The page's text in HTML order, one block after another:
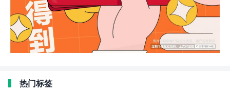
热门标签